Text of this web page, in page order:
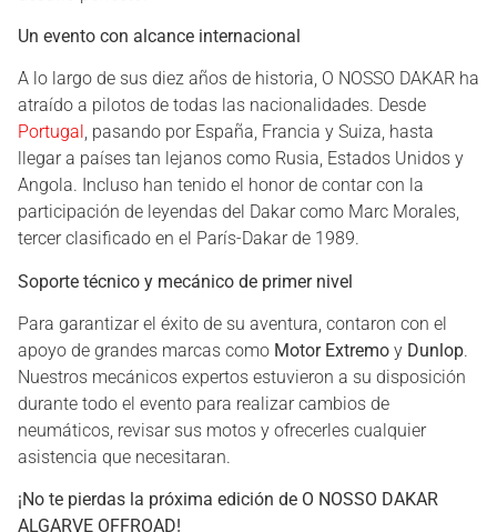
Un evento con alcance internacional
A lo largo de sus diez años de historia, O NOSSO DAKAR ha
atraído a pilotos de todas las nacionalidades. Desde
Portugal , pasando por España, Francia y Suiza, hasta
llegar a países tan lejanos como Rusia, Estados Unidos y
Angola. Incluso han tenido el honor de contar con la
participación de leyendas del Dakar como Marc Morales,
tercer clasificado en el París-Dakar de 1989.
Soporte técnico y mecánico de primer nivel
Para garantizar el éxito de su aventura, contaron con el
apoyo de grandes marcas como Motor Extremo y Dunlop.
Nuestros mecánicos expertos estuvieron a su disposición
durante todo el evento para realizar cambios de
neumáticos, revisar sus motos y ofrecerles cualquier
asistencia que necesitaran.
¡No te pierdas la próxima edición de O NOSSO DAKAR
ALGARVE OFFROAD!